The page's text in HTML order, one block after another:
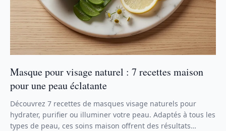
Masque pour visage naturel : 7 recettes maison
pour une peau éclatante
Découvrez 7 recettes de masques visage naturels pour
hydrater, purifier ou illuminer votre peau. Adaptés à tous les
types de peau, ces soins maison offrent des résultats